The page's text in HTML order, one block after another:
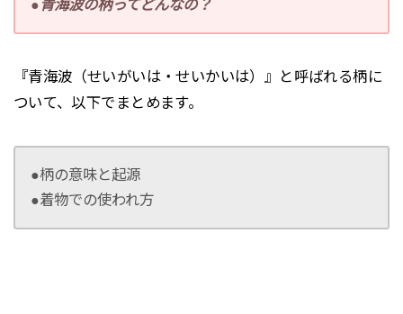
●青海波の柄ってどんなの？
『青海波（せいがいは・せいかいは）』と呼ばれる柄に
ついて、以下でまとめます。
●柄の意味と起源
●着物での使われ方